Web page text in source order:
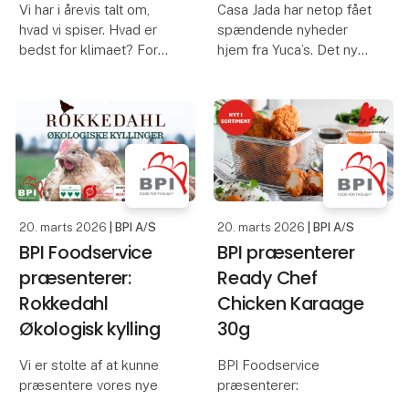
Vi har i årevis talt om,
hvad vi spiser. Hvad er
bedst for klimaet? For
alle de rigtige
spørgsmål har vi glemt
noget afgørende:
smagen.
For hvis ikke maden
Casa Jada har netop fået
spændende nyheder
hjem fra Yuca’s. Det nye
hvidvinseddike,
sherryeddike D.O.P.,
balsamico med figen,
balsamico med hindbær,
balsamico glaze
20. marts 2026 | BPI A/S
BPI Foodservice
præsenterer:
Rokkedahl
Økologisk kylling
Vi er stolte af at kunne
præsentere vores nye
20. marts 2026 | BPI A/S
BPI præsenterer
Ready Chef
Chicken Karaage
30g
BPI Foodservice
præsenterer: